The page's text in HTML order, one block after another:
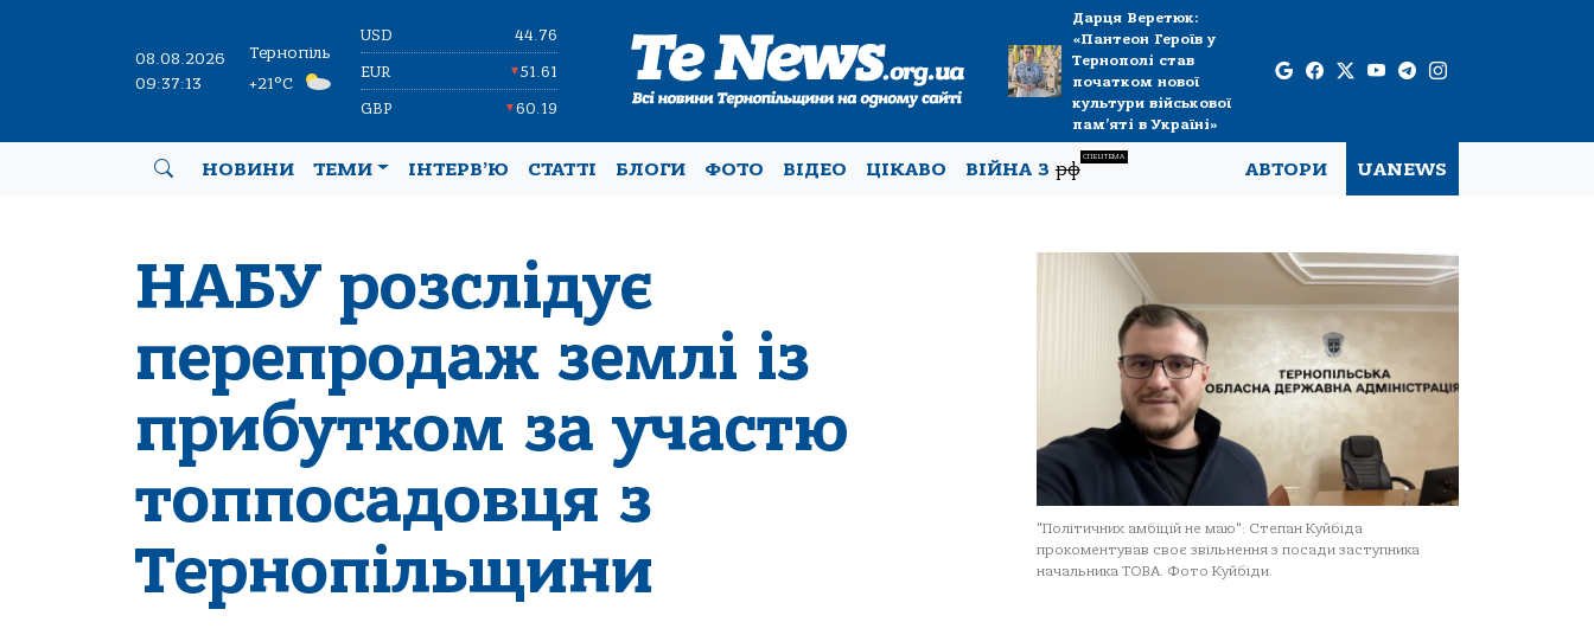
08.08.2026
09:37:13
Тернопіль
+21°C
USD 44.76
EUR ▼51.61
GBP ▼60.19
Дарця Веретюк:
«Пантеон Героїв у
Тернополі став
початком нової
культури військової
пам’яті в Україні»
НОВИНИ ТЕМИ ІНТЕРВ’Ю СТАТТІ БЛОГИ ФОТО ВІДЕО ЦІКАВО ВІЙНА Зрф
СПЕЦТЕМА
АВТОРИ UANEWS
НАБУ розслідує
перепродаж землі із
прибутком за участю
топпосадовця з
Тернопільщини
"Політичних амбіцій не маю": Степан Куйбіда
прокоментував своє звільнення з посади заступника
начальника ТОВА. Фото Куйбіди.